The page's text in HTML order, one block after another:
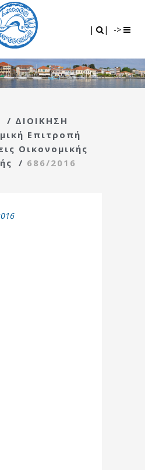
| | ->
/ ΔΙΟΙΚΗΣΗ
Επιτροπή
Οικονομικής
/ 686/2016